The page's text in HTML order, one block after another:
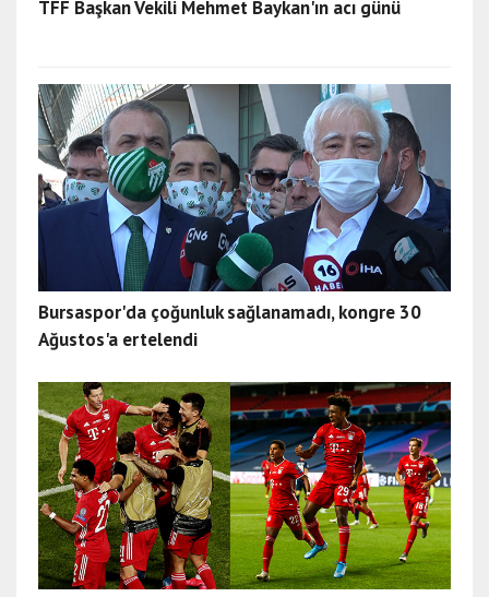
TFF Başkan Vekili Mehmet Baykan'ın acı günü
Bursaspor'da çoğunluk sağlanamadı, kongre 30
Ağustos'a ertelendi